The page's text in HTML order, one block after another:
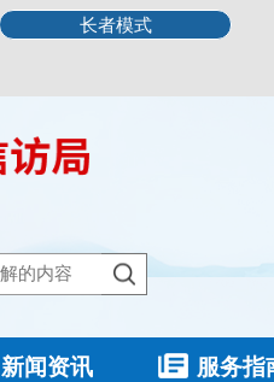
长者模式
新闻资讯 服务指